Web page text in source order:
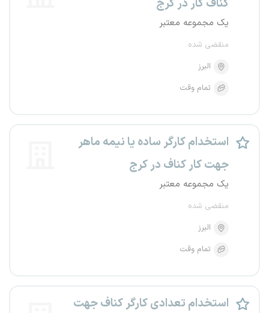
کناف کار در کرج
یک مجموعه معتبر
منقضی شده
البرز
تمام وقت
استخدام کارگر ساده یا نیمه ماهر
جهت کار کناف در کرج
یک مجموعه معتبر
منقضی شده
البرز
تمام وقت
استخدام تعدادی کارگر کناف جهت